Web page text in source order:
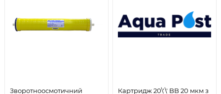
Зворотноосмотичний
Картридж 20\'\' BB 20 мкм з